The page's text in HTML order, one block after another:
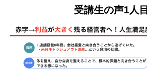
受講生の声1人目